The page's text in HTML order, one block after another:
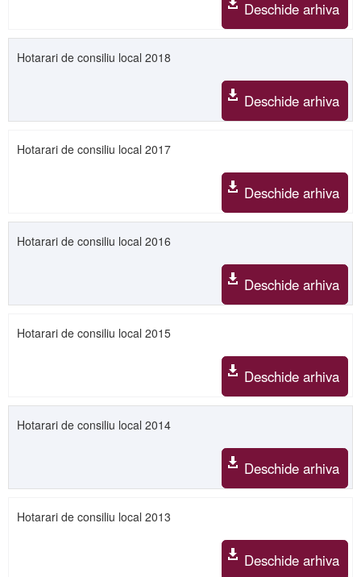
Deschide arhiva
Hotarari de consiliu local 2018
Deschide arhiva
Hotarari de consiliu local 2017
Deschide arhiva
Hotarari de consiliu local 2016
Deschide arhiva
Hotarari de consiliu local 2015
Deschide arhiva
Hotarari de consiliu local 2014
Deschide arhiva
Hotarari de consiliu local 2013
Deschide arhiva